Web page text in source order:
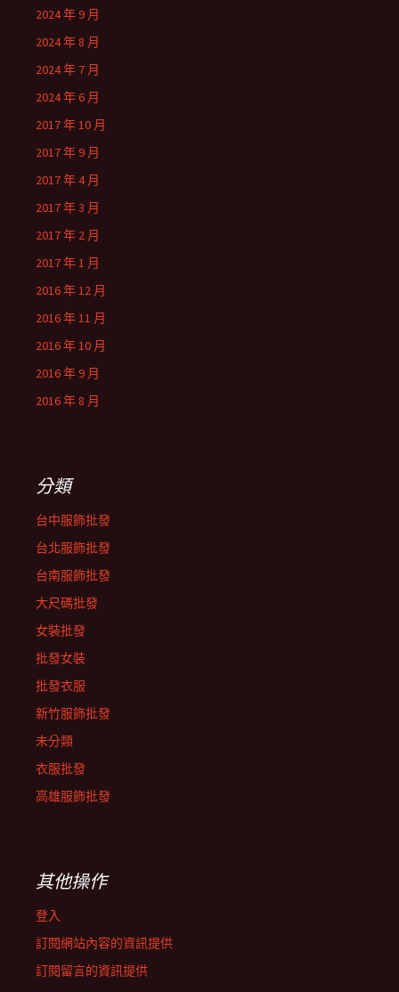
2024 年 9 月
2024 年 8 月
2024 年 7 月
2024 年 6 月
2017 年 10 月
2017 年 9 月
2017 年 4 月
2017 年 3 月
2017 年 2 月
2017 年 1 月
2016 年 12 月
2016 年 11 月
2016 年 10 月
2016 年 9 月
2016 年 8 月
分類
台中服飾批發
台北服飾批發
台南服飾批發
大尺碼批發
女裝批發
批發女裝
批發衣服
新竹服飾批發
未分類
衣服批發
高雄服飾批發
其他操作
登入
訂閱網站內容的資訊提供
訂閱留言的資訊提供